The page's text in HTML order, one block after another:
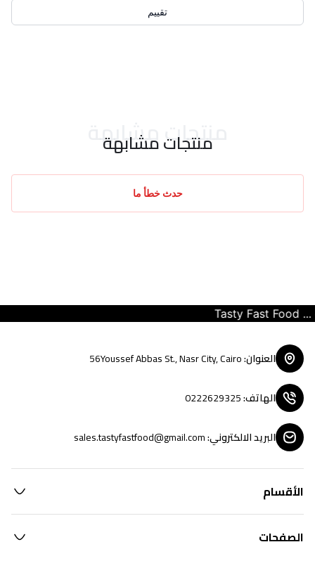
تقييم
منتجات مشابهة
منتجات مشابهة
حدث خطأ ما
Tasty Fast Food ...
العنوان:
56Youssef Abbas St., Nasr City, Cairo
الهاتف:
0222629325
البريد الالكتروني:
sales.tastyfastfood@gmail.com
الأقسام
الصفحات